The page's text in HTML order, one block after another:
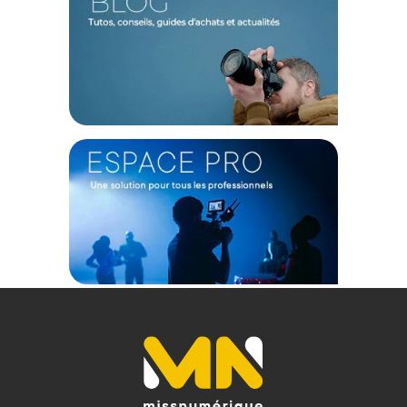
photographe professionnel ou un passionné, cette softboxe
vous offre la liberté de réaliser vos projets en toute
Caractéristiques de la Harlowe softbox 60x90cm
monture Bowens et Max :
GENERAL
Modèle : Boîte à lumière à dégagement rapide avec supports
Bowens et Monture Max 60x90 cm
Marque : Harlowe
TECHNIQUE
Compatibilité : La série Harlowe Max
Taille de la softbox : 60x90 cm
CONTENU DU CARTON
1x Softbox à Libération Rapide 60x90 cm avec adaptateur